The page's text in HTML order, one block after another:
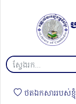
ថតឯកសាររបស់ខ្ញុំ